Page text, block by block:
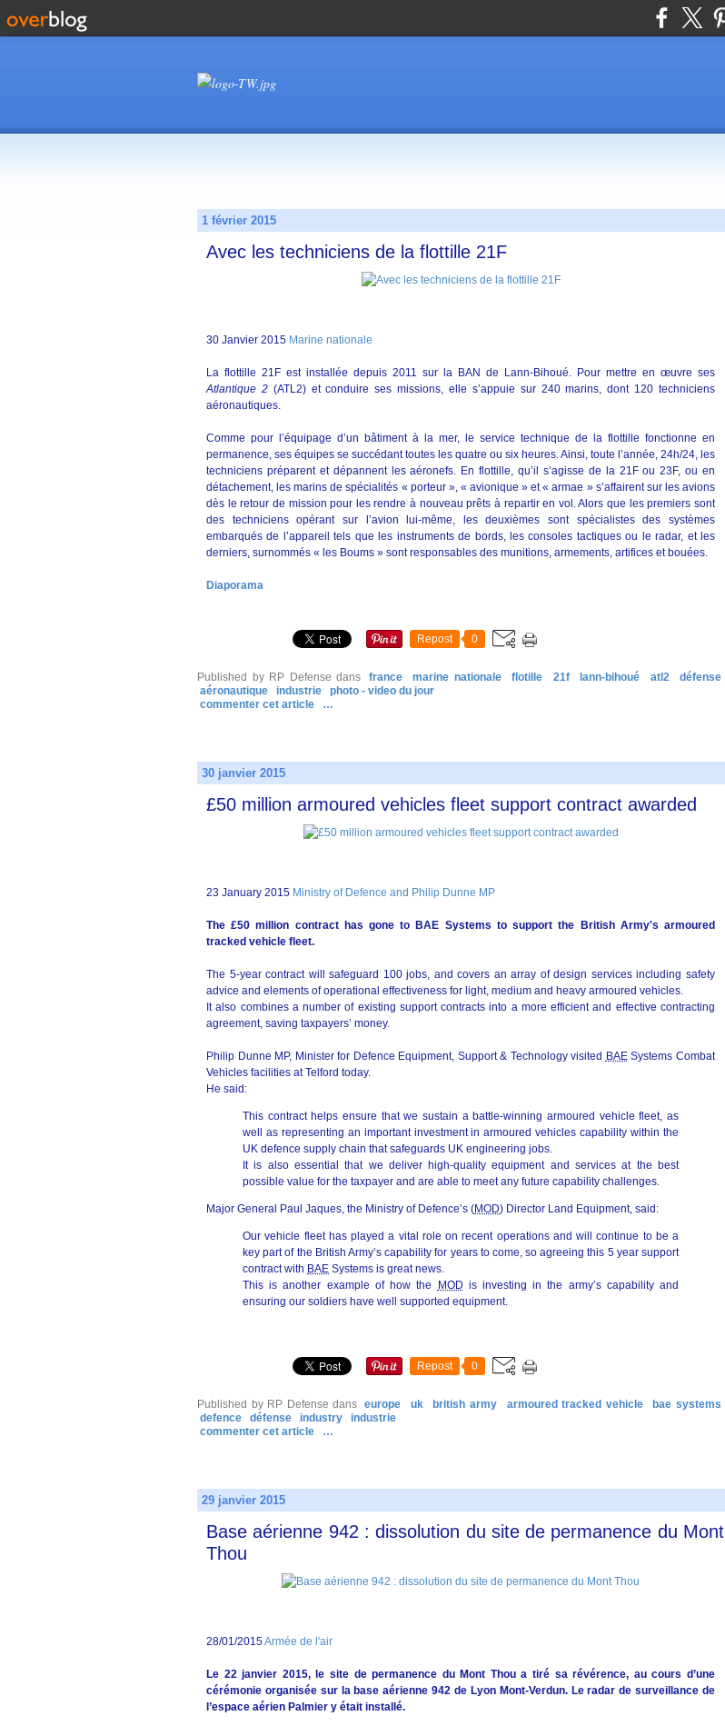
1 février 2015
Avec les techniciens de la flottille 21F
30 Janvier 2015 Marine nationale
La flottille 21F est installée depuis 2011 sur la BAN de Lann-Bihoué. Pour mettre en œuvre ses
Atlantique 2(ATL2) et conduire ses missions, elle s’appuie sur 240 marins, dont 120 techniciens
aéronautiques.
Comme pour l’équipage d’un bâtiment à la mer, le service technique de la flottille fonctionne en
permanence, ses équipes se succédant toutes les quatre ou six heures. Ainsi, toute l’année, 24h/24, les
techniciens préparent et dépannent les aéronefs. En flottille, qu’il s’agisse de la 21F ou 23F, ou en
détachement, les marins de spécialités « porteur », « avionique » et « armae » s’affairent sur les avions
dès le retour de mission pour les rendre à nouveau prêts à repartir en vol. Alors que les premiers sont
des techniciens opérant sur l’avion lui-même, les deuxièmes sont spécialistes des systèmes
embarqués de l’appareil tels que les instruments de bords, les consoles tactiques ou le radar, et les
derniers, surnommés « les Boums » sont responsables des munitions, armements, artifices et bouées.
Diaporama
Repost 0
Published by RP Defense dans france marine nationale flotille 21f lann-bihoué atl2
défense
aéronautique
industrie
photo - video du jour
commenter cet article
…
30 janvier 2015
£50 million armoured vehicles fleet support contract awarded
23 January 2015 Ministry of Defence and Philip Dunne MP
The £50 million contract has gone to BAE Systems to support the British Army's armoured
tracked vehicle fleet.
The 5-year contract will safeguard 100 jobs, and covers an array of design services including safety
advice and elements of operational effectiveness for light, medium and heavy armoured vehicles.
It also combines a number of existing support contracts into a more efficient and effective contracting
agreement, saving taxpayers’ money.
Philip Dunne MP, Minister for Defence Equipment, Support & Technology visited BAESystems Combat
Vehicles facilities at Telford today.
He said:
This contract helps ensure that we sustain a battle-winning armoured vehicle fleet, as
well as representing an important investment in armoured vehicles capability within the
UK defence supply chain that safeguards UK engineering jobs.
It is also essential that we deliver high-quality equipment and services at the best
possible value for the taxpayer and are able to meet any future capability challenges.
Major General Paul Jaques, the Ministry of Defence’s (MOD) Director Land Equipment, said:
Our vehicle fleet has played a vital role on recent operations and will continue to be a
key part of the British Army’s capability for years to come, so agreeing this 5 year support
contract with BAE Systems is great news.
This is another example of how the
MOD is investing in the army’s capability and
ensuring our soldiers have well supported equipment.
Repost 0
Published by RP Defense dans europe uk british army armoured tracked vehicle
bae systems
defence
défense industry
industrie
commenter cet article
…
29 janvier 2015
Base aérienne 942 : dissolution du site de permanence du Mont
Thou
28/01/2015Armée de l'air
Le 22 janvier 2015, le site de permanence du Mont Thou a tiré sa révérence, au cours d’une
cérémonie organisée sur la base aérienne 942 de Lyon Mont-Verdun. Le radar de surveillance de
l’espace aérien Palmier y était installé.